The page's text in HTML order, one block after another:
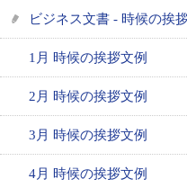
ビジネス文書 - 時候の挨
1月 時候の挨拶文例
2月 時候の挨拶文例
3月 時候の挨拶文例
4月 時候の挨拶文例